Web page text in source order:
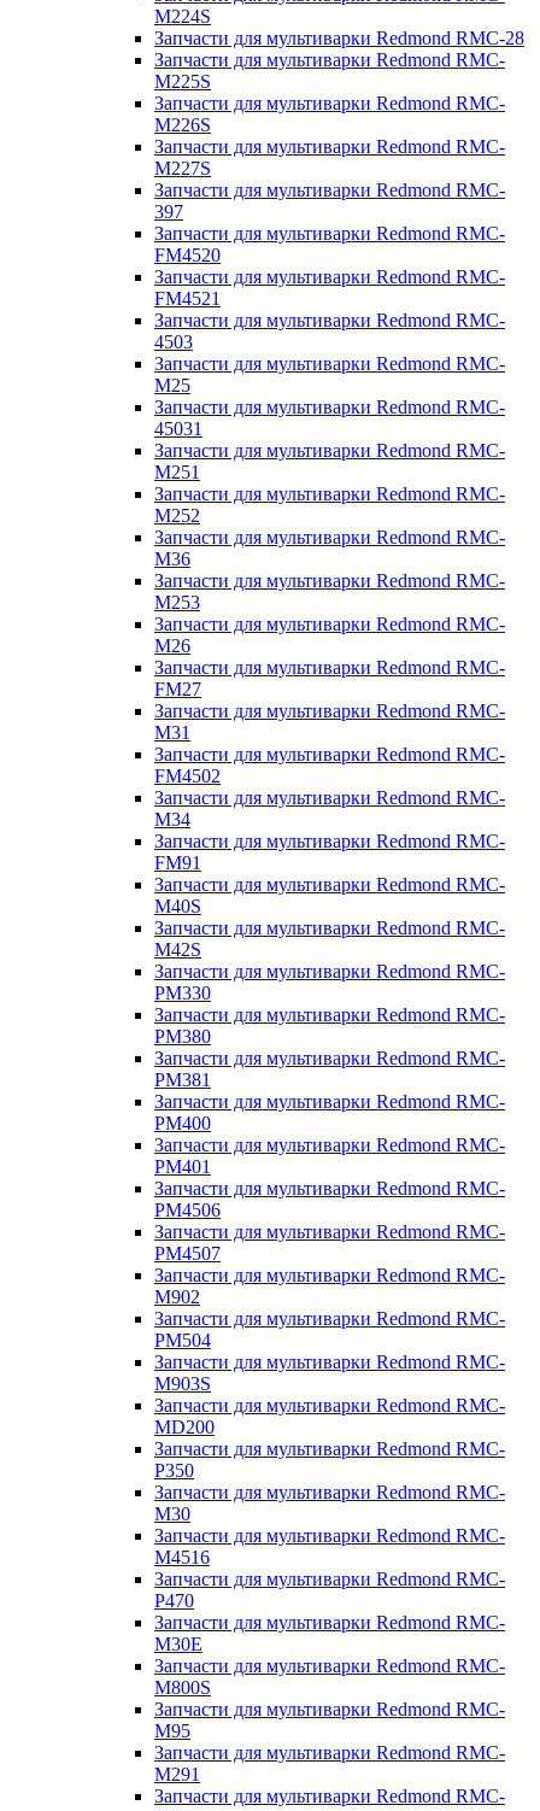
M224S
Запчасти для мультиварки Redmond RMC-28
Запчасти для мультиварки Redmond RMC-
M225S
Запчасти для мультиварки Redmond RMC-
M226S
Запчасти для мультиварки Redmond RMC-
M227S
Запчасти для мультиварки Redmond RMC-
397
Запчасти для мультиварки Redmond RMC-
FM4520
Запчасти для мультиварки Redmond RMC-
FM4521
Запчасти для мультиварки Redmond RMC-
4503
Запчасти для мультиварки Redmond RMC-
M25
Запчасти для мультиварки Redmond RMC-
45031
Запчасти для мультиварки Redmond RMC-
M251
Запчасти для мультиварки Redmond RMC-
M252
Запчасти для мультиварки Redmond RMC-
M36
Запчасти для мультиварки Redmond RMC-
M253
Запчасти для мультиварки Redmond RMC-
M26
Запчасти для мультиварки Redmond RMC-
FM27
Запчасти для мультиварки Redmond RMC-
M31
Запчасти для мультиварки Redmond RMC-
FM4502
Запчасти для мультиварки Redmond RMC-
M34
Запчасти для мультиварки Redmond RMC-
FM91
Запчасти для мультиварки Redmond RMC-
M40S
Запчасти для мультиварки Redmond RMC-
M42S
Запчасти для мультиварки Redmond RMC-
PM330
Запчасти для мультиварки Redmond RMC-
PM380
Запчасти для мультиварки Redmond RMC-
PM381
Запчасти для мультиварки Redmond RMC-
PM400
Запчасти для мультиварки Redmond RMC-
PM401
Запчасти для мультиварки Redmond RMC-
PM4506
Запчасти для мультиварки Redmond RMC-
PM4507
Запчасти для мультиварки Redmond RMC-
M902
Запчасти для мультиварки Redmond RMC-
PM504
Запчасти для мультиварки Redmond RMC-
M903S
Запчасти для мультиварки Redmond RMC-
MD200
Запчасти для мультиварки Redmond RMC-
P350
Запчасти для мультиварки Redmond RMC-
M30
Запчасти для мультиварки Redmond RMC-
M4516
Запчасти для мультиварки Redmond RMC-
P470
Запчасти для мультиварки Redmond RMC-
M30E
Запчасти для мультиварки Redmond RMC-
M800S
Запчасти для мультиварки Redmond RMC-
M95
Запчасти для мультиварки Redmond RMC-
M291
Запчасти для мультиварки Redmond RMC-